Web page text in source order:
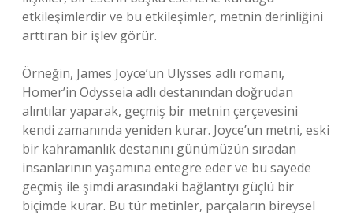
etkileşimlerdir ve bu etkileşimler, metnin derinliğini
arttıran bir işlev görür.
Örneğin, James Joyce’un Ulysses adlı romanı,
Homer’in Odysseia adlı destanından doğrudan
alıntılar yaparak, geçmiş bir metnin çerçevesini
kendi zamanında yeniden kurar. Joyce’un metni, eski
bir kahramanlık destanını günümüzün sıradan
insanlarının yaşamına entegre eder ve bu sayede
geçmiş ile şimdi arasındaki bağlantıyı güçlü bir
biçimde kurar. Bu tür metinler, parçaların bireysel